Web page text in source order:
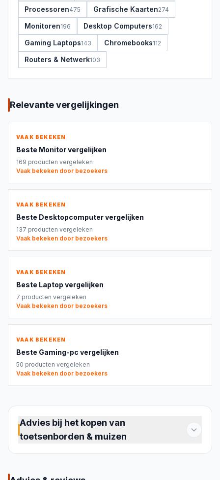
Processoren475 Grafische Kaarten274
Monitoren196 Desktop Computers162
Gaming Laptops143 Chromebooks112
Routers & Netwerk103
Relevante vergelijkingen
VAAK BEKEKEN
Beste Monitorvergelijken
169 producten vergeleken
Vaak bekeken door bezoekers
VAAK BEKEKEN
Beste Desktopcomputervergelijken
137 producten vergeleken
Vaak bekeken door bezoekers
VAAK BEKEKEN
Beste Laptop vergelijken
7 producten vergeleken
Vaak bekeken door bezoekers
VAAK BEKEKEN
Beste Gaming-pc vergelijken
50 producten vergeleken
Vaak bekeken door bezoekers
Advies bij het kopen van
toetsenborden & muizen